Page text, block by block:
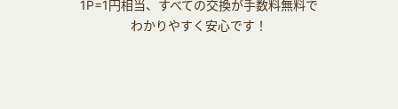
1P=1円相当、すべての交換が手数料無料で
わかりやすく安心です！